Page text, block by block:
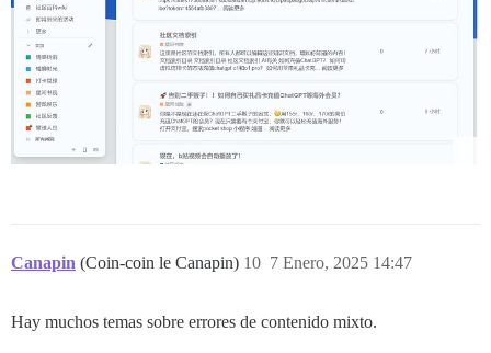
Canapin (Coin-coin le Canapin) 7 Enero, 2025 14:47
10
Hay muchos temas sobre errores de contenido mixto.